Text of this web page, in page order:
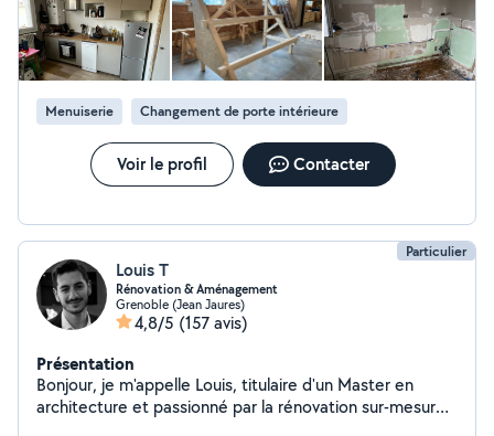
Menuiserie Changement de porte intérieure
Voir le profil Contacter
Particulier
Louis T
Rénovation & Aménagement
Grenoble (Jean Jaures)
4,8/5 (157 avis)
Présentation
Bonjour, je m'appelle Louis, titulaire d'un Master en
architecture et passionné par la rénovation sur-mesure.